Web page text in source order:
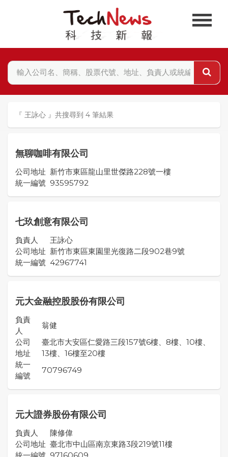
『 王詠心 』共搜尋到 4 筆結果
無聊咖啡有限公司
公司地址 新竹市東區龍山里世傑路228號一樓
統一編號 93595792
七玖創意有限公司
負責人
王詠心
公司地址 新竹市東區東園里光復路二段902巷9號
統一編號 42967741
元大金融控股股份有限公司
負責
人
翁健
公司
地址
臺北市大安區仁愛路三段157號6樓、8樓、10樓、
13樓、16樓至20樓
統一
編號
70796749
元大證券股份有限公司
負責人
陳修偉
公司地址 臺北市中山區南京東路3段219號11樓